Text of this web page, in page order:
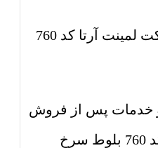
پرسش و پاسخ پارکت لمینت آرتا کد 760
خدمات پس از فروش